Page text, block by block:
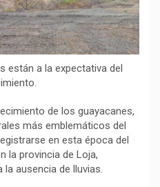
t
i
r
están a la expectativa del
de los guayacanes,
más emblemáticos del
en esta época del
la provincia de Loja,
ausencia de lluvias.